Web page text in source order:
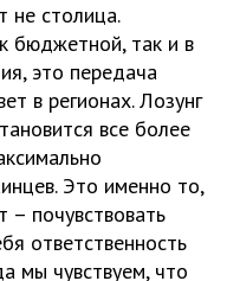
не столица.
бюджетной, так и в
это передача
в регионах. Лозунг
все более
Это именно то,
– почувствовать
ответственность
мы чувствуем, что